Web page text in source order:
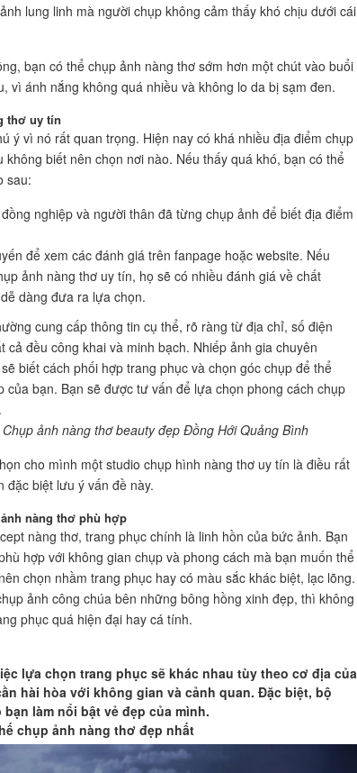
lung linh mà người chụp không cảm thấy khó chịu dưới cái
bạn có thể chụp ảnh nàng thơ sớm hơn một chút vào buổi
vì ánh nắng không quá nhiều và không lo da bị sạm đen.
thơ uy tín
ý vì nó rất quan trọng. Hiện nay có khá nhiều địa điểm chụp
không biết nên chọn nơi nào. Nếu thấy quá khó, bạn có thể
sau:
nghiệp và người thân đã từng chụp ảnh để biết địa điểm
để xem các đánh giá trên fanpage hoặc website. Nếu
ảnh nàng thơ uy tín, họ sẽ có nhiều đánh giá về chất
dàng đưa ra lựa chọn.
cung cấp thông tin cụ thể, rõ ràng từ địa chỉ, số điện
cả đều công khai và minh bạch. Nhiếp ảnh gia chuyên
biết cách phối hợp trang phục và chọn góc chụp để thể
của bạn. Bạn sẽ được tư vấn để lựa chọn phong cách chụp
ảnh nàng thơ beauty đẹp Đồng Hới Quảng Bình
cho mình một studio chụp hình nàng thơ uy tín là điều rất
đặc biệt lưu ý vấn đề này.
nàng thơ phù hợp
nàng thơ, trang phục chính là linh hồn của bức ảnh. Bạn
hợp với không gian chụp và phong cách mà bạn muốn thể
chọn nhầm trang phục hay có màu sắc khác biệt, lạc lõng.
ảnh công chúa bên những bông hồng xinh đẹp, thì không
phục quá hiện đại hay cá tính.
lựa chọn trang phục sẽ khác nhau tùy theo cơ địa của
hài hòa với không gian và cảnh quan. Đặc biệt, bộ
làm nổi bật vẻ đẹp của mình.
chụp ảnh nàng thơ đẹp nhất